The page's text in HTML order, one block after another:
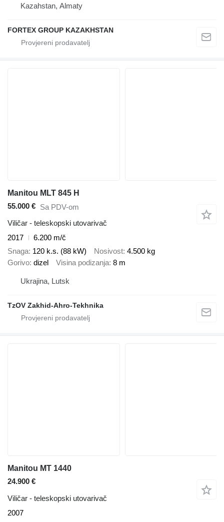
Kazahstan, Almaty
FORTEX GROUP KAZAKHSTAN
Manitou MLT 845 H
55.000 € Sa PDV-om
Viličar - teleskopski utovarivač
2017
6.200 m/č
Snaga 120 k.s. (88 kW) Nosivost 4.500 kg
Gorivo dizel Visina podizanja 8 m
Ukrajina, Lutsk
TzOV Zakhid-Ahro-Tekhnika
Manitou MT 1440
24.900 €
Viličar - teleskopski utovarivač
2007